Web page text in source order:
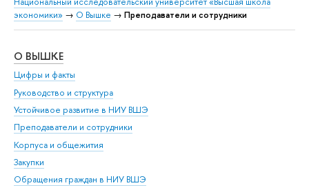
экономики» → О Вышке → Преподаватели и сотрудники
О ВЫШКЕ
Цифры и факты
Руководство и структура
Устойчивое развитие в НИУ ВШЭ
Преподаватели и сотрудники
Корпуса и общежития
Закупки
Обращения граждан в НИУ ВШЭ